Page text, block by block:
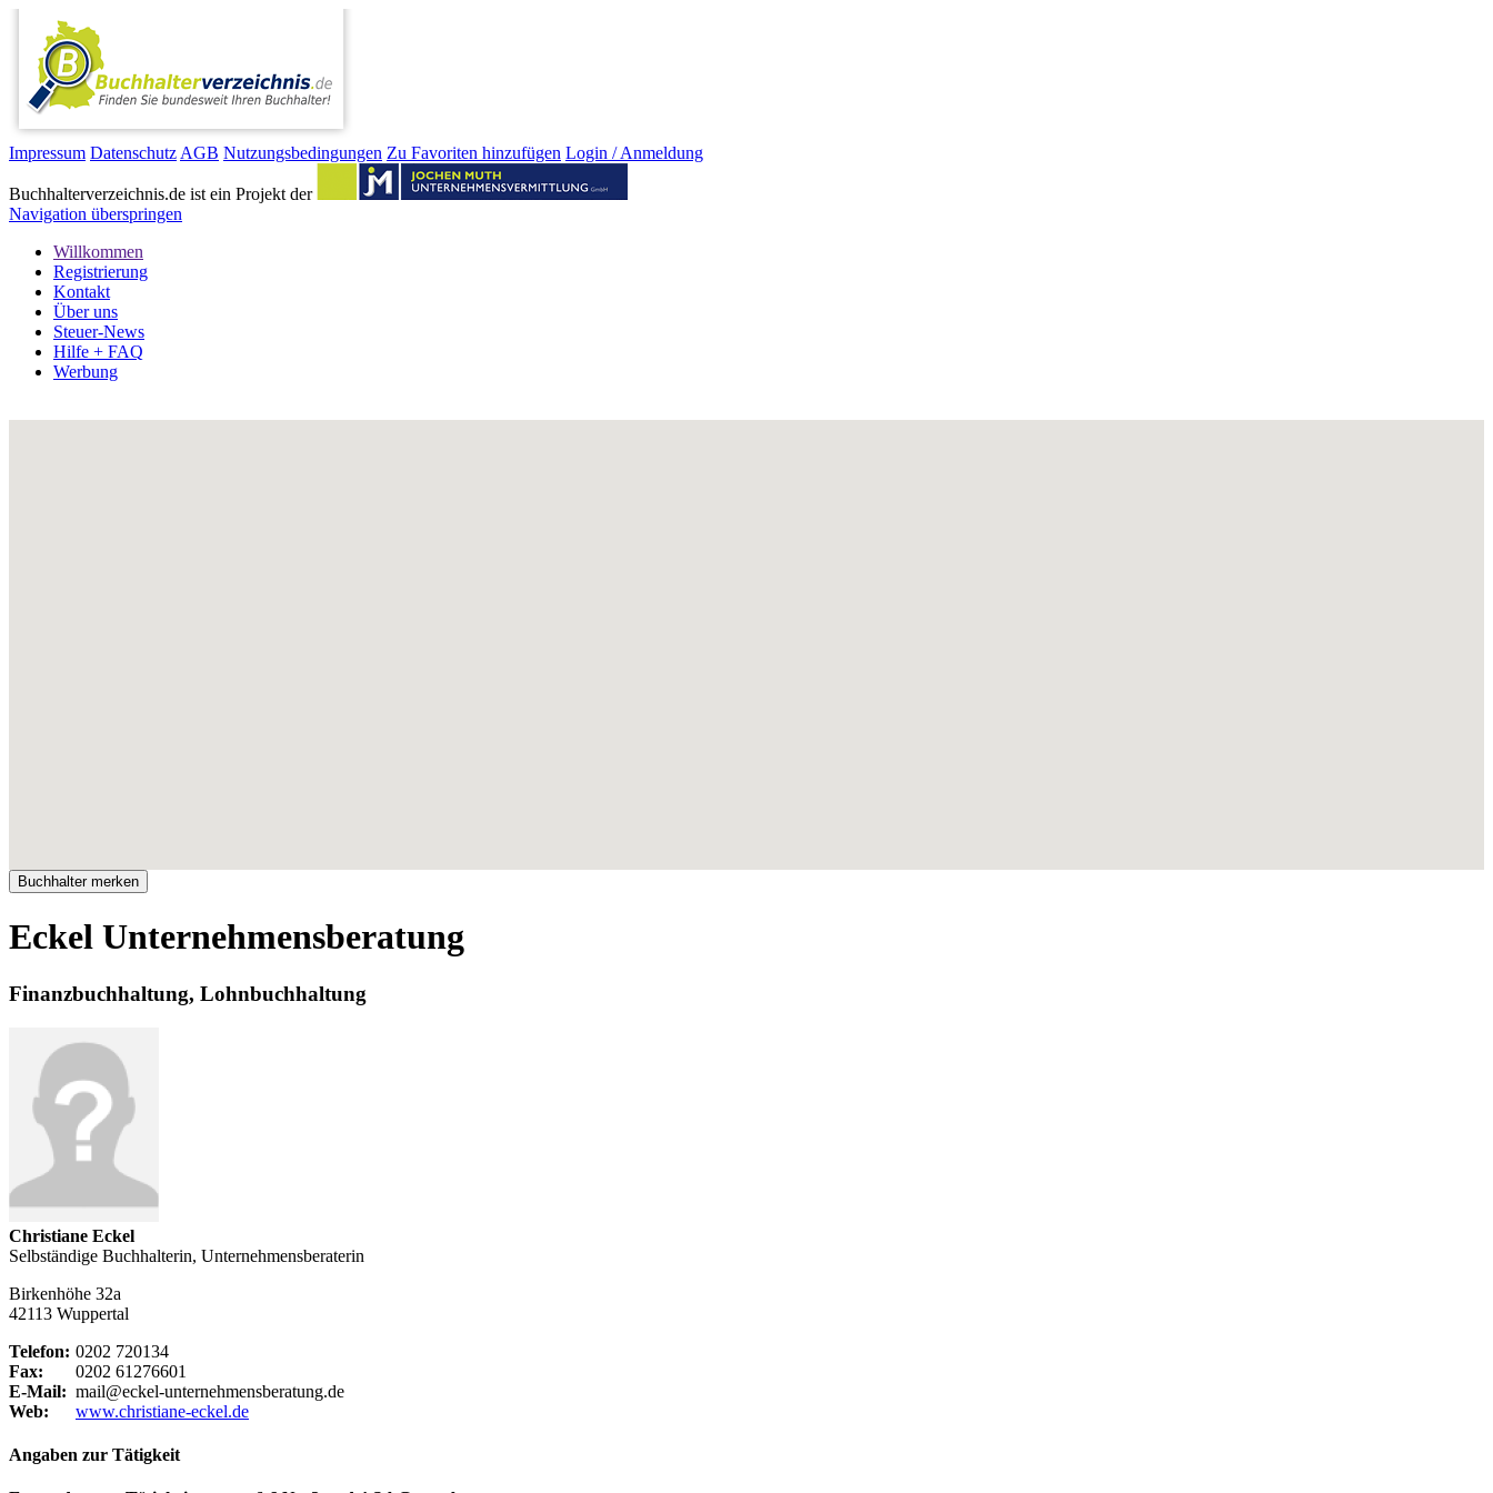
Impressum Datenschutz AGB Nutzungsbedingungen Zu Favoriten hinzufügen Login / Anmeldung
Buchhalterverzeichnis.de ist ein Projekt der
Navigation überspringen
Willkommen
Registrierung
Kontakt
Über uns
Steuer-News
Hilfe + FAQ
Werbung
Eckel Unternehmensberatung
Finanzbuchhaltung, Lohnbuchhaltung
Christiane Eckel
Selbständige Buchhalterin, Unternehmensberaterin
Birkenhöhe 32a
42113 Wuppertal
Telefon: 0202 720134
Fax:
0202 61276601
E-Mail: mail@eckel-unternehmensberatung.de
Web:
www.christiane-eckel.de
Angaben zur Tätigkeit